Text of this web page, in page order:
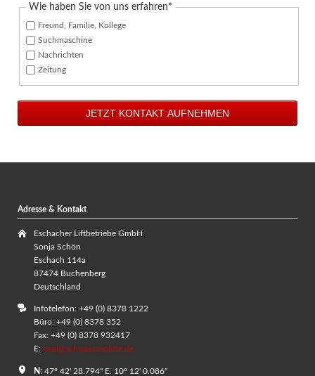
Pflichtfeld
Wie haben Sie von uns erfahren*
Freund, Familie, Kollege
Suchmaschine
Nachrichten
Zeitung
JETZT KONTAKT AUFNEHMEN
Adresse & Kontakt
Eschacher Liftbetriebe GmbH
Sonja Schön
Eschach 114a
87474 Buchenberg
Deutschland
Infotelefon: +49 (0) 8378 1222
Büro: +49 (0) 8378 352
Fax: +49 (0) 8378 932417
E: mail@schwaerzenlifte.de
N:47º 42' 28.794" E: 10º 12' 0.086"